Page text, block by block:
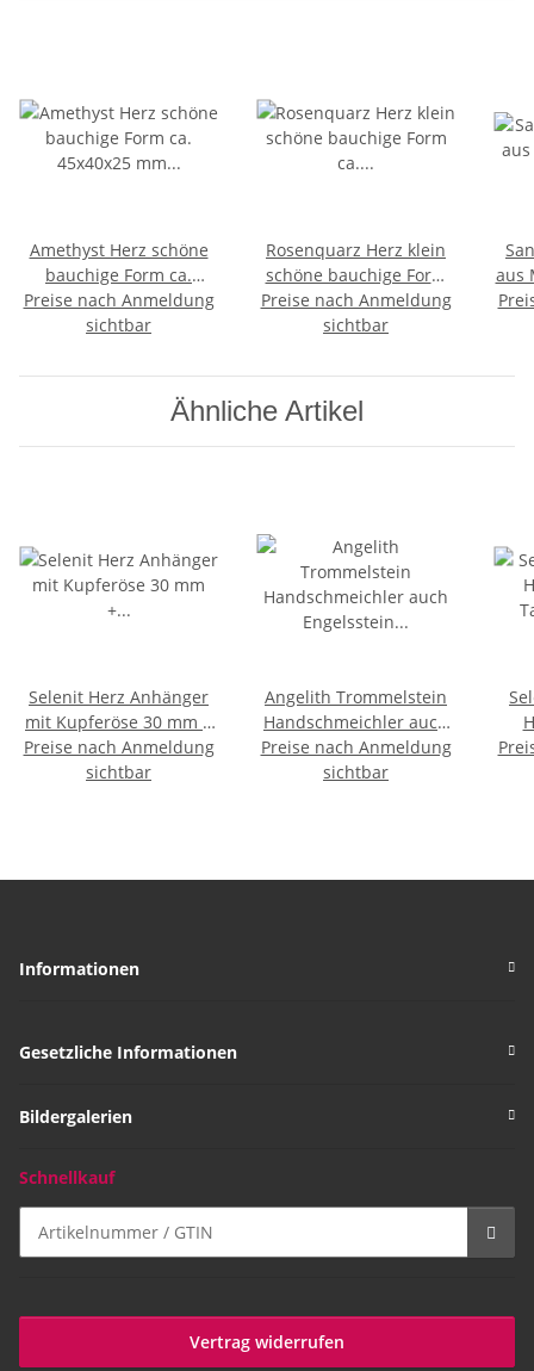
Amethyst Herz schöne
bauchige Form ca.
45x40x25 mm als
Handschmeichler
Preise nach Anmeldung
sichtbar
Rosenquarz Herz klein
schöne bauchige Form
ca. 25x25x23 mm als
Handschmeichler
Preise nach Anmeldung
sichtbar
aus
40
Ähnliche Artikel
Selenit Herz Anhänger
mit Kupferöse 30 mm +
Öse ca.5 mm
Preise nach Anmeldung
sichtbar
Angelith Trommelstein
Handschmeichler auch
Engelsstein genannt 25 -
30 mm
Preise nach Anmeldung
sichtbar
Informationen
Gesetzliche Informationen
Bildergalerien
Schnellkauf
Vertrag widerrufen